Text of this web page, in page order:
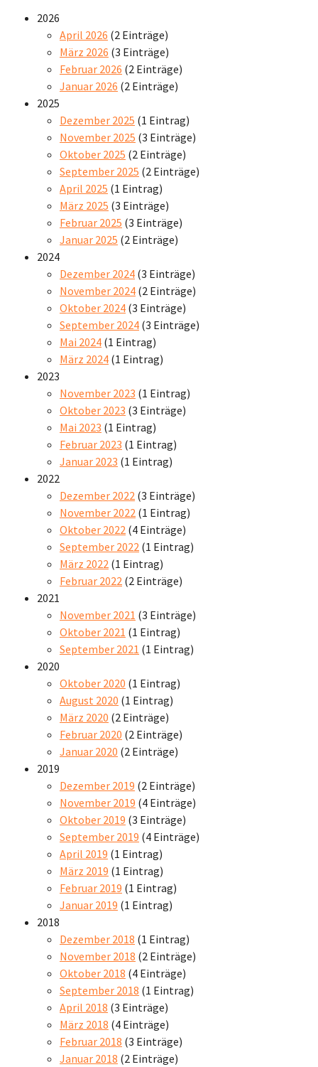
2026
April 2026 (2 Einträge)
März 2026 (3 Einträge)
Februar 2026 (2 Einträge)
Januar 2026 (2 Einträge)
2025
Dezember 2025 (1 Eintrag)
November 2025 (3 Einträge)
Oktober 2025 (2 Einträge)
September 2025 (2 Einträge)
April 2025 (1 Eintrag)
März 2025 (3 Einträge)
Februar 2025 (3 Einträge)
Januar 2025 (2 Einträge)
2024
Dezember 2024 (3 Einträge)
November 2024 (2 Einträge)
Oktober 2024 (3 Einträge)
September 2024 (3 Einträge)
Mai 2024 (1 Eintrag)
März 2024 (1 Eintrag)
2023
November 2023 (1 Eintrag)
Oktober 2023 (3 Einträge)
Mai 2023 (1 Eintrag)
Februar 2023 (1 Eintrag)
Januar 2023 (1 Eintrag)
2022
Dezember 2022 (3 Einträge)
November 2022 (1 Eintrag)
Oktober 2022 (4 Einträge)
September 2022 (1 Eintrag)
März 2022 (1 Eintrag)
Februar 2022 (2 Einträge)
2021
November 2021 (3 Einträge)
Oktober 2021 (1 Eintrag)
September 2021 (1 Eintrag)
2020
Oktober 2020 (1 Eintrag)
August 2020 (1 Eintrag)
März 2020 (2 Einträge)
Februar 2020 (2 Einträge)
Januar 2020 (2 Einträge)
2019
Dezember 2019 (2 Einträge)
November 2019 (4 Einträge)
Oktober 2019 (3 Einträge)
September 2019 (4 Einträge)
April 2019 (1 Eintrag)
März 2019 (1 Eintrag)
Februar 2019 (1 Eintrag)
Januar 2019 (1 Eintrag)
2018
Dezember 2018 (1 Eintrag)
November 2018 (2 Einträge)
Oktober 2018 (4 Einträge)
September 2018 (1 Eintrag)
April 2018 (3 Einträge)
März 2018 (4 Einträge)
Februar 2018 (3 Einträge)
Januar 2018 (2 Einträge)